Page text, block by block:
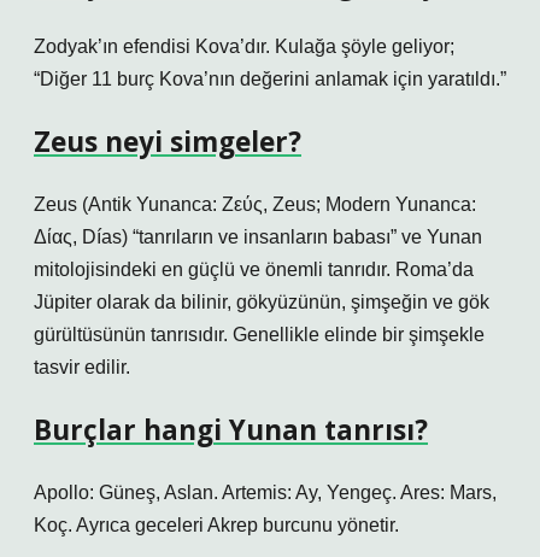
Zodyak’ın efendisi Kova’dır. Kulağa şöyle geliyor;
“Diğer 11 burç Kova’nın değerini anlamak için yaratıldı.”
Zeus neyi simgeler?
Zeus (Antik Yunanca: Ζεύς, Zeus; Modern Yunanca:
Δίας, Días) “tanrıların ve insanların babası” ve Yunan
mitolojisindeki en güçlü ve önemli tanrıdır. Roma’da
Jüpiter olarak da bilinir, gökyüzünün, şimşeğin ve gök
gürültüsünün tanrısıdır. Genellikle elinde bir şimşekle
tasvir edilir.
Burçlar hangi Yunan tanrısı?
Apollo: Güneş, Aslan. Artemis: Ay, Yengeç. Ares: Mars,
Koç. Ayrıca geceleri Akrep burcunu yönetir.